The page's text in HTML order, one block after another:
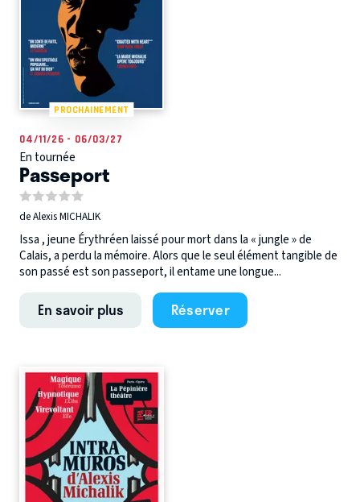
PROCHAINEMENT
04/11/26 - 06/03/27
En tournée
Passeport
de Alexis MICHALIK
Issa , jeune Érythréen laissé pour mort dans la « jungle » de
Calais, a perdu la mémoire. Alors que le seul élément tangible de
son passé est son passeport, il entame une longue...
En savoir plus Réserver